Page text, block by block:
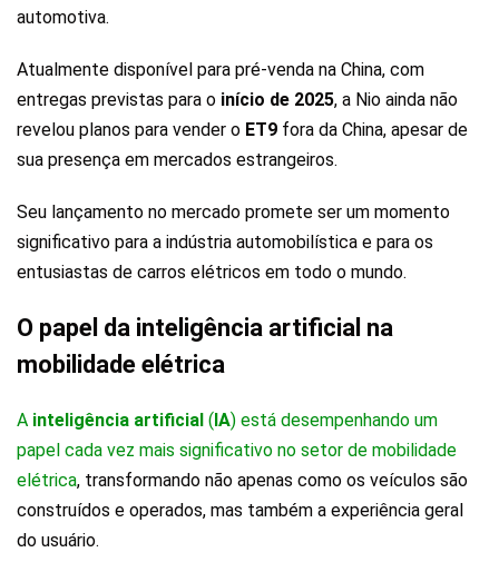
automotiva.
Atualmente disponível para pré-venda na China, com
entregas previstas para o início de 2025, a Nio ainda não
revelou planos para vender o ET9 fora da China, apesar de
sua presença em mercados estrangeiros.
Seu lançamento no mercado promete ser um momento
significativo para a indústria automobilística e para os
entusiastas de carros elétricos em todo o mundo.
O papel da inteligência artificial na
mobilidade elétrica
A inteligência artificial (IA) está desempenhando um
papel cada vez mais significativo no setor de mobilidade
elétrica, transformando não apenas como os veículos são
construídos e operados, mas também a experiência geral
do usuário.